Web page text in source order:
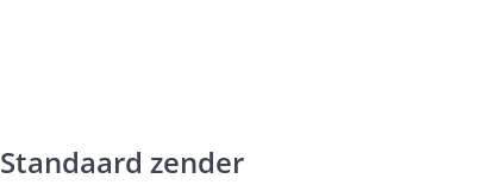
Standaard zender